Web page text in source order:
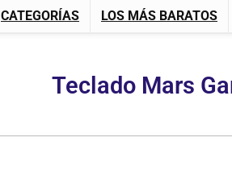
CATEGORÍAS LOS MÁS BARATOS
Teclado Mars